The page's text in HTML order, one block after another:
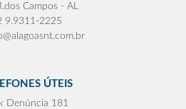
Campos - AL
9.9311-2225
ÚTEIS
Denúncia 181